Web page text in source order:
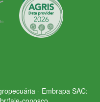
- Embrapa SAC: